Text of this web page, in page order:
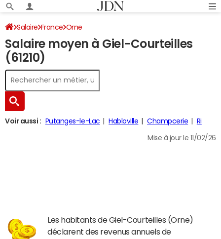
Salaire France Orne
Salaire moyen à Giel-Courteilles
(61210)
Voir aussi : Putanges-le-Lac Habloville Champcerie Ri
Mise à jour le 11/02/26
Les habitants de Giel-Courteilles (Orne)
déclarent des revenus annuels de